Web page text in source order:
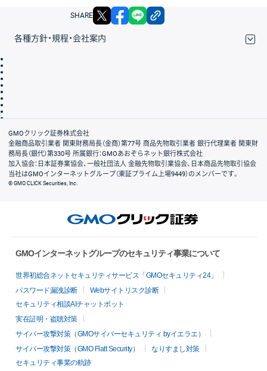
SHARE X facebook
各種方針・規程・会社案内
会社案内
GMOクリック証券株式会社
金融商品取引業者 関東財務局長（金商）第77号 商品先物取引業者 銀行代理業者 関東財
務局長（銀代）第330号 所属銀行：GMOあおぞらネット銀行株式会社
加入協会：日本証券業協会、一般社団法人 金融先物取引業協会、日本商品先物取引協会
当社はGMOインターネットグループ（東証プライム上場9449）のメンバーです。
© GMO CLICK Securities, Inc.
GMOインターネットグループのセキュリティ事業について
世界初総合ネットセキュリティサービス「GMOセキュリティ24」
パスワード漏洩診断
Webサイトリスク診断
セキュリティ相談AIチャットボット
実在証明・盗聴対策
サイバー攻撃対策（GMOサイバーセキュリティ byイエラエ）
サイバー攻撃対策（GMO Flatt Security）
なりすまし対策
セキュリティ事業の軌跡